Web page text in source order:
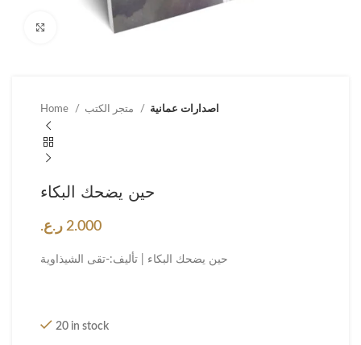
Click to enlarge
Home اصدارات عمانية
حين يضحك البكاء
2.000 ر.ع.
حين يضحك البكاء | تأليف:-تقى الشيذاوية
20 in stock